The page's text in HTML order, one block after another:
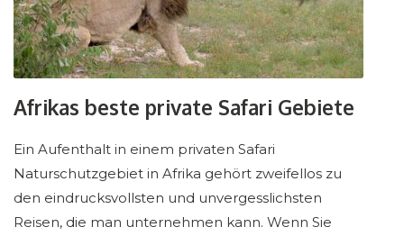
Afrikas beste private Safari Gebiete
Ein Aufenthalt in einem privaten Safari
Naturschutzgebiet in Afrika gehört zweifellos zu
den eindrucksvollsten und unvergesslichsten
Reisen, die man unternehmen kann. Wenn Sie